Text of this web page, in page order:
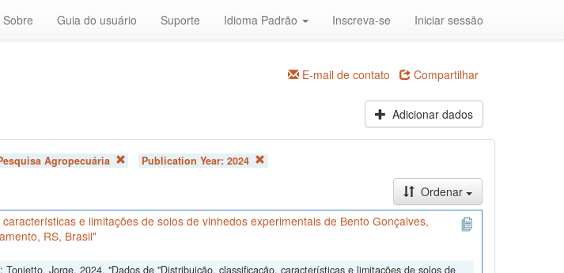
Sobre Guia do usuário Suporte Idioma Padrão Inscreva-se Iniciar sessão
E-mail de contato Compartilhar
Adicionar dados
Agropecuária Publication Year: 2024
Ordenar
e limitações de solos de vinhedos experimentais de Bento Gonçalves,
RS, Brasil"
Tonietto, Jorge, 2024, "Dados de "Distribuição, classificação, características e limitações de solos de